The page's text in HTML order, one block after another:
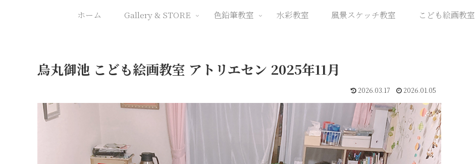
ホーム Gallery & STORE 色鉛筆教室 水彩教室 風景スケッチ教室 こども絵画教室
烏丸御池 こども絵画教室 アトリエセン 2025年11月
2026.03.17 2026.01.05